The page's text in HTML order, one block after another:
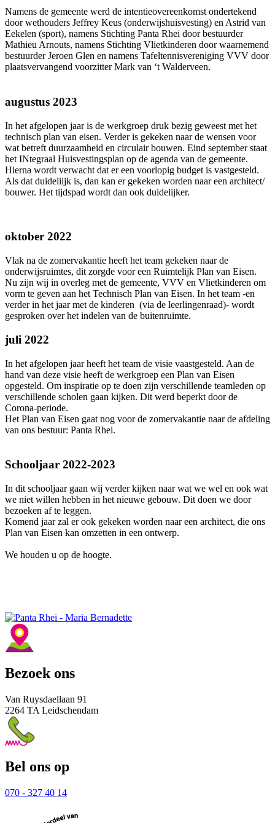
Namens de gemeente werd de intentieovereenkomst ondertekend
door wethouders Jeffrey Keus (onderwijshuisvesting) en Astrid van
Eekelen (sport), namens Stichting Panta Rhei door bestuurder
Mathieu Arnouts, namens Stichting Vlietkinderen door waarnemend
bestuurder Jeroen Glen en namens Tafeltennisvereniging VVV door
plaatsvervangend voorzitter Mark van ‘t Walderveen.
augustus 2023
In het afgelopen jaar is de werkgroep druk bezig geweest met het
technisch plan van eisen. Verder is gekeken naar de wensen voor
wat betreft duurzaamheid en circulair bouwen. Eind september staat
het INtegraal Huisvestingsplan op de agenda van de gemeente.
Hierna wordt verwacht dat er een voorlopig budget is vastgesteld.
Als dat duideliijk is, dan kan er gekeken worden naar een architect/
bouwer. Het tijdspad wordt dan ook duidelijker.
oktober 2022
Vlak na de zomervakantie heeft het team gekeken naar de
onderwijsruimtes, dit zorgde voor een Ruimtelijk Plan van Eisen.
Nu zijn wij in overleg met de gemeente, VVV en Vlietkinderen om
vorm te geven aan het Technisch Plan van Eisen. In het team -en
verder in het jaar met de kinderen (via de leerlingenraad)- wordt
gesproken over het indelen van de buitenruimte.
juli 2022
In het afgelopen jaar heeft het team de visie vaastgesteld. Aan de
hand van deze visie heeft de werkgroep een Plan van Eisen
opgesteld. Om inspiratie op te doen zijn verschillende teamleden op
verschillende scholen gaan kijken. Dit werd beperkt door de
Corona-periode.
Het Plan van Eisen gaat nog voor de zomervakantie naar de afdeling
van ons bestuur: Panta Rhei.
Schooljaar 2022-2023
In dit schooljaar gaan wij verder kijken naar wat we wel en ook wat
we niet willen hebben in het nieuwe gebouw. Dit doen we door
bezoeken af te leggen.
Komend jaar zal er ook gekeken worden naar een architect, die ons
Plan van Eisen kan omzetten in een ontwerp.
We houden u op de hoogte.
Bezoek ons
Van Ruysdaellaan 91
2264 TA Leidschendam
Bel ons op
070 - 327 40 14